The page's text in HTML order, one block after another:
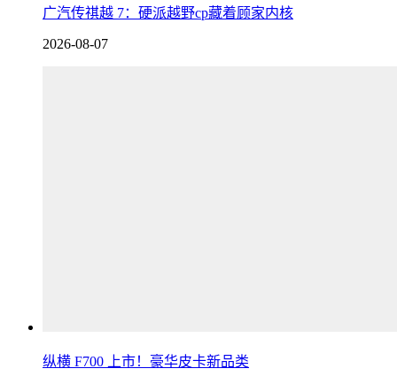
广汽传祺越 7：硬派越野cp藏着顾家内核
2026-08-07
纵横 F700 上市！豪华皮卡新品类